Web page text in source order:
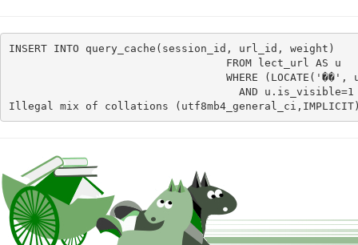
INSERT INTO query_cache(session_id, url_id, weight)
                                  FROM lect_url AS u
WHERE (LOCATE('��',
AND
Illegal mix of collations